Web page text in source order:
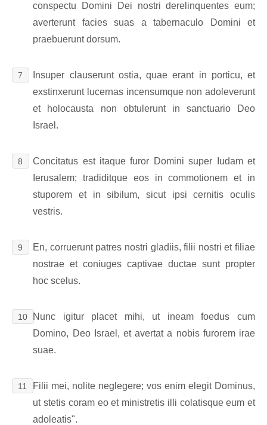
conspectu Domini Dei nostri derelinquentes eum;
averterunt facies suas a tabernaculo Domini et
praebuerunt dorsum.
7
Insuper clauserunt ostia, quae erant in porticu, et
exstinxerunt lucernas incensumque non adoleverunt
et holocausta non obtulerunt in sanctuario Deo
Israel.
8
Concitatus est itaque furor Domini super Iudam et
Ierusalem; tradiditque eos in commotionem et in
stuporem et in sibilum, sicut ipsi cernitis oculis
vestris.
9
En, corruerunt patres nostri gladiis, filii nostri et filiae
nostrae et coniuges captivae ductae sunt propter
hoc scelus.
10
Nunc igitur placet mihi, ut ineam foedus cum
Domino, Deo Israel, et avertat a nobis furorem irae
suae.
11
Filii mei, nolite neglegere; vos enim elegit Dominus,
ut stetis coram eo et ministretis illi colatisque eum et
adoleatis".